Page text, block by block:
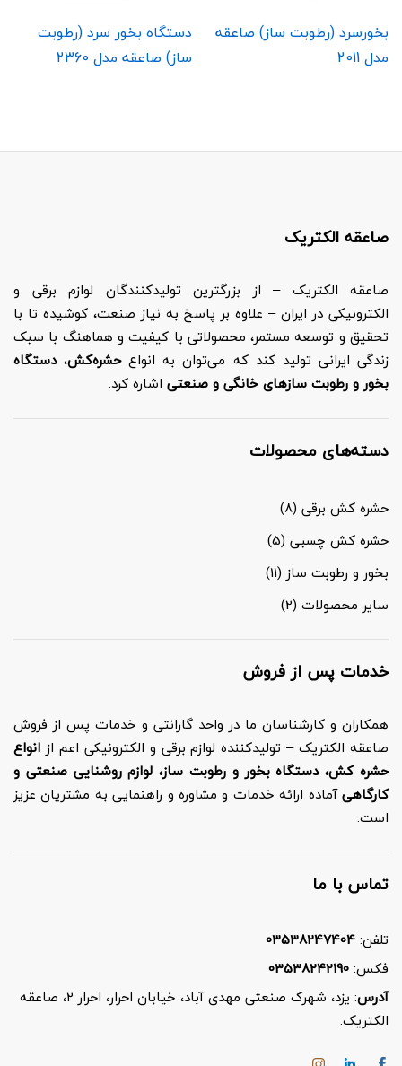
بخورسرد (رطوبت ساز) صاعقه
مدل 2011
دستگاه بخور سرد (رطوبت
ساز) صاعقه مدل 2360
صاعقه الکتریک
صاعقه الکتریک – از بزرگترین تولیدکنندگان لوازم برقی و
الکترونیکی در ایران – علاوه بر پاسخ به نیاز صنعت، کوشیده تا با
تحقیق و توسعه مستمر، محصولاتی با کیفیت و هماهنگ با سبک
زندگی ایرانی تولید کند که می‌توان به انواعحشره‌کش،دستگاه
بخور و رطوبت سازهای خانگی و صنعتی اشاره کرد.
دسته‌های محصولات
حشره کش برقی (8)
حشره کش چسبی (5)
بخور و رطوبت ساز (11)
سایر محصولات (2)
خدمات پس از فروش
همکاران و کارشناسان ما در واحد گارانتی و خدمات پس از فروش
صاعقه الکتریک – تولیدکننده لوازم برقی و الکترونیکی اعم از انواع
حشره کش، دستگاه بخور و رطوبت ساز، لوازم روشنایی صنعتی و
کارگاهیآماده ارائه خدمات و مشاوره و راهنمایی به مشتریان عزیز
است.
تماس با ما
تلفن:03538247404
فکس:03538242190
آدرس
: یزد، شهرک صنعتی مهدی آباد، خیابان احرار، احرار ۲، صاعقه
الکتریک.